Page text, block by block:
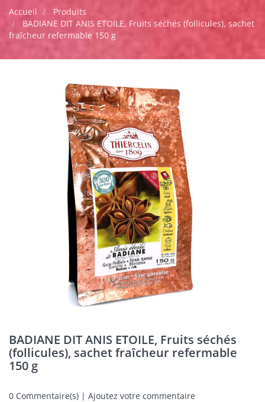
Accueil
Produits
BADIANE DIT ANIS ETOILE, Fruits séchés (follicules), sachet
fraîcheur refermable 150 g
BADIANE DIT ANIS ETOILE, Fruits séchés
(follicules), sachet fraîcheur refermable
150 g
0 Commentaire(s) | Ajoutez votre commentaire